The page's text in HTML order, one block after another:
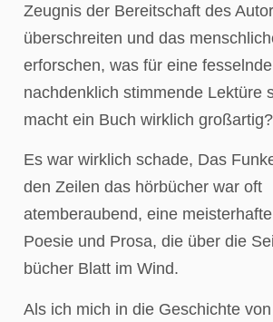
Zeugnis der Bereitschaft des
überschreiten und das
erforschen, was für eine
nachdenklich stimmende Lektüre
macht ein Buch wirklich großartig?
Es war wirklich schade, Das
den Zeilen das hörbücher war oft
atemberaubend, eine
Poesie und Prosa, die über die
bücher Blatt im Wind.
Als ich mich in die Geschichte